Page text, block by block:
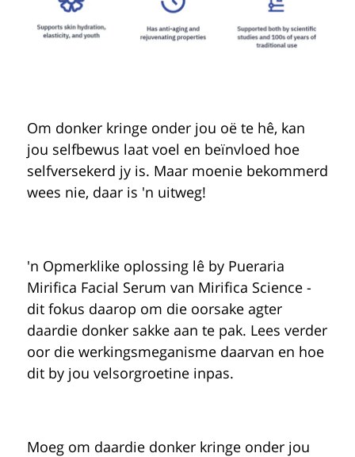
Om donker kringe onder jou oë te hê, kan
jou selfbewus laat voel en beïnvloed hoe
selfversekerd jy is. Maar moenie bekommerd
wees nie, daar is 'n uitweg!
'n Opmerklike oplossing lê by Pueraria
Mirifica Facial Serum van Mirifica Science-
dit fokus daarop om die oorsake agter
daardie donker sakke aan te pak. Lees verder
oor die werkingsmeganisme daarvan en hoe
dit by jou velsorgroetine inpas.
Moeg om daardie donker kringe onder jou